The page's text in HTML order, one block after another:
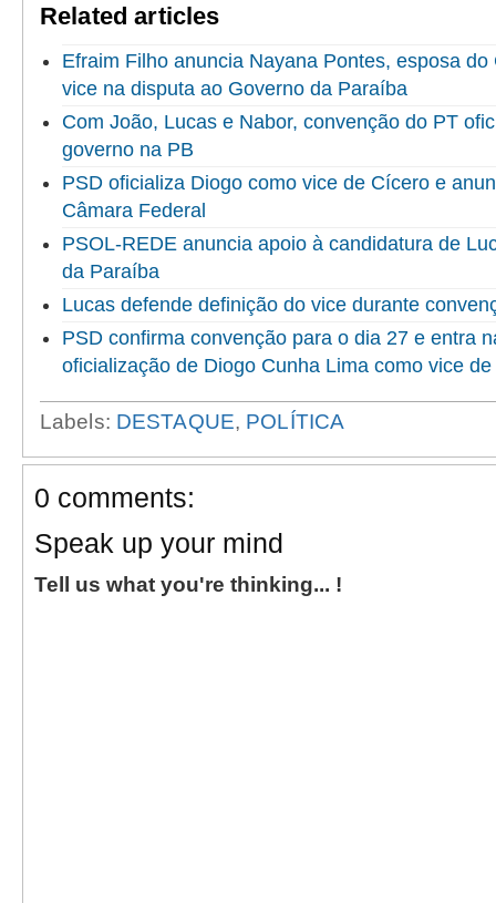
Related articles
Efraim Filho anuncia Nayana Pontes, esposa
vice na disputa ao Governo da Paraíba
Com João, Lucas e Nabor, convenção do PT
governo na PB
PSD oficializa Diogo como vice de Cícero e
Câmara Federal
PSOL-REDE anuncia apoio à candidatura de
da Paraíba
Lucas defende definição do vice durante
PSD confirma convenção para o dia 27 e entra
oficialização de Diogo Cunha Lima como vice
Labels: DESTAQUE, POLÍTICA
0 comments:
Speak up your mind
Tell us what you're thinking... !